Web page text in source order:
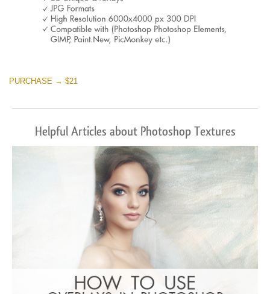
PURCHASE → $21
Helpful Articles about Photoshop Textures